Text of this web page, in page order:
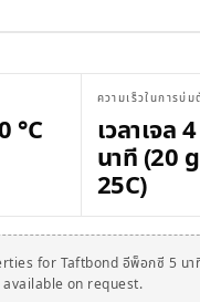
°C
ความเร็วในการบ่ม
เวลาเจล
นาที (20
25C)
for Taftbond อีพ็อกซี 5 นา
on request.